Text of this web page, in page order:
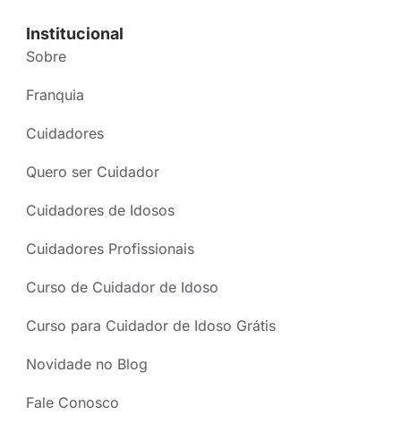
Institucional
Sobre
Franquia
Cuidadores
Quero ser Cuidador
Cuidadores de Idosos
Cuidadores Profissionais
Curso de Cuidador de Idoso
Curso para Cuidador de Idoso Grátis
Novidade no Blog
Fale Conosco